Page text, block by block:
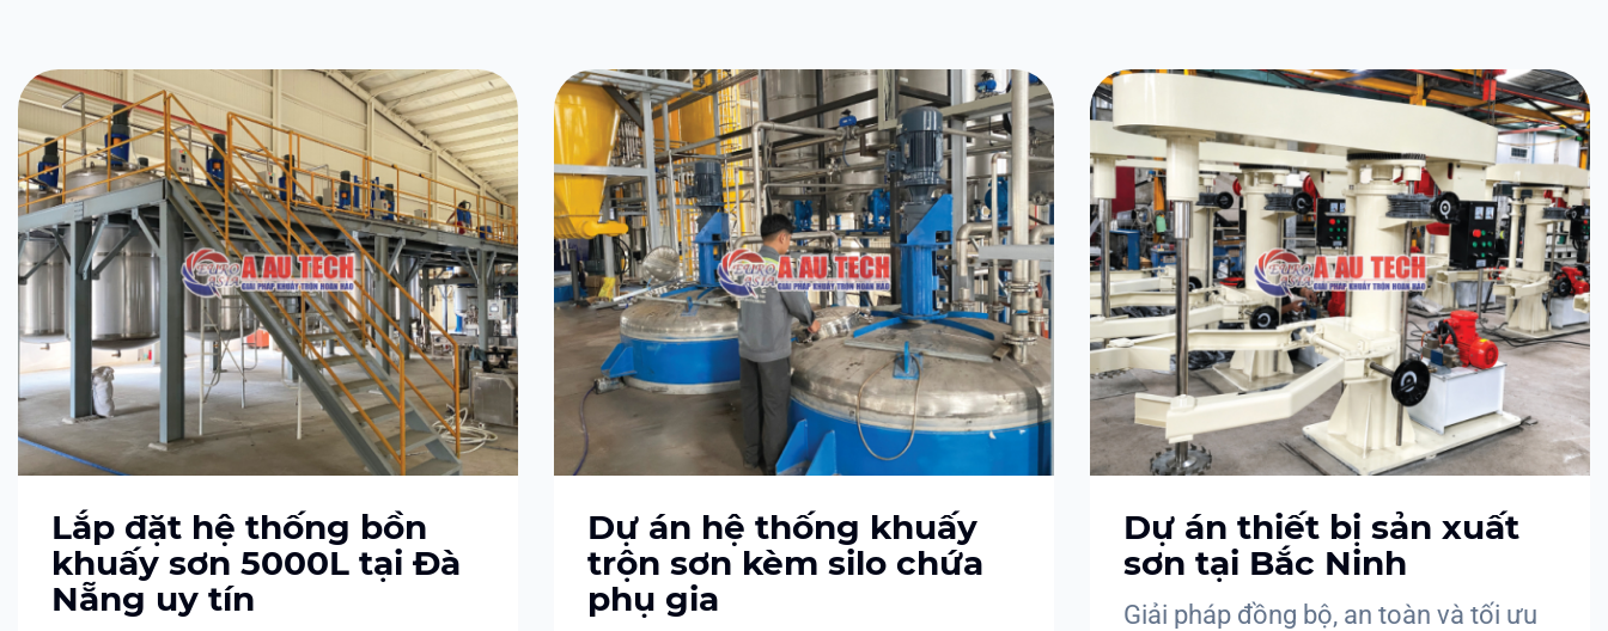
Lắp đặt hệ thống bồn
khuấy sơn 5000L tại Đà
Nẵng uy tín
Dự án hệ thống khuấy
trộn sơn kèm silo chứa
phụ gia
Dự án thiết bị sản xuất
sơn tại Bắc Ninh
Giải pháp đồng bộ, an toàn và tối ưu